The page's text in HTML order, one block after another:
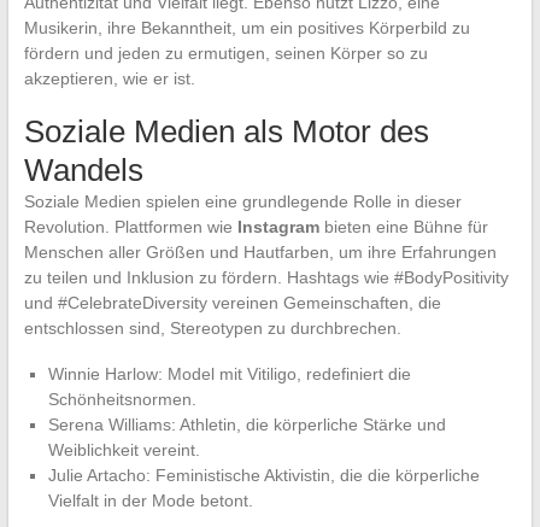
Musikerin, ihre Bekanntheit, um ein positives Körperbild zu
fördern und jeden zu ermutigen, seinen Körper so zu
akzeptieren, wie er ist.
Soziale Medien als Motor des
Wandels
Soziale Medien spielen eine grundlegende Rolle in dieser
Revolution. Plattformen wie Instagrambieten eine Bühne für
Menschen aller Größen und Hautfarben, um ihre Erfahrungen
zu teilen und Inklusion zu fördern. Hashtags wie #BodyPositivity
und #CelebrateDiversity vereinen Gemeinschaften, die
entschlossen sind, Stereotypen zu durchbrechen.
Winnie Harlow: Model mit Vitiligo, redefiniert die
Schönheitsnormen.
Serena Williams: Athletin, die körperliche Stärke und
Weiblichkeit vereint.
Julie Artacho: Feministische Aktivistin, die die körperliche
Vielfalt in der Mode betont.